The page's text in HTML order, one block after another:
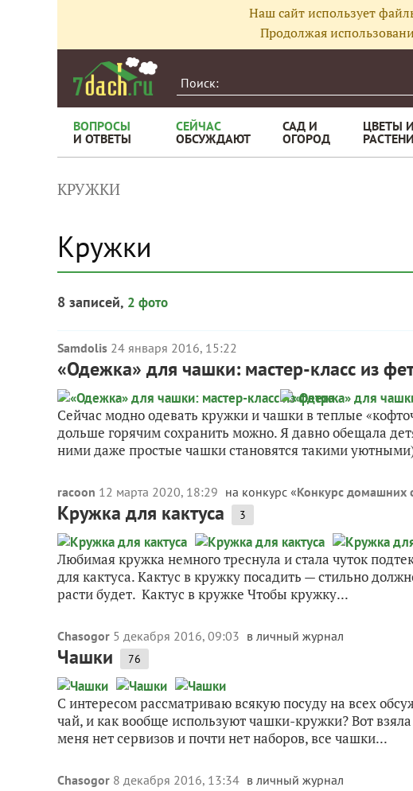
Наш сайт использует
Продолжая
ВОПРОСЫ
И ОТВЕТЫ
СЕЙЧАС
ОБСУЖДАЮТ
САД И
ОГОРОД
ЦВЕТЫ И
КРУЖКИ
Кружки
8 записей, 2 фото
Samdolis 24 января 2016, 15:22
«Одежка» для чашки: мастер-класс из
Сейчас модно одевать кружки и чашки в теплые
дольше горячим сохранить можно. Я давно обещала
ними даже простые чашки становятся такими
racoon 12 марта 2020, 18:29 на конкурс «Конкурс домашних
Кружка для кактуса 3
Любимая кружка немного треснула и стала чуток
для кактуса. Кактус в кружку посадить — стильно
расти будет. Кактус в кружке Чтобы кружку...
Chasogor 5 декабря 2016, 09:03 в личный журнал
Чашки 76
С интересом рассматриваю всякую посуду на всех
чай, и как вообще используют чашки-кружки? Вот
меня нет сервизов и почти нет наборов, все чашки...
Chasogor 8 декабря 2016, 13:34 в личный журнал